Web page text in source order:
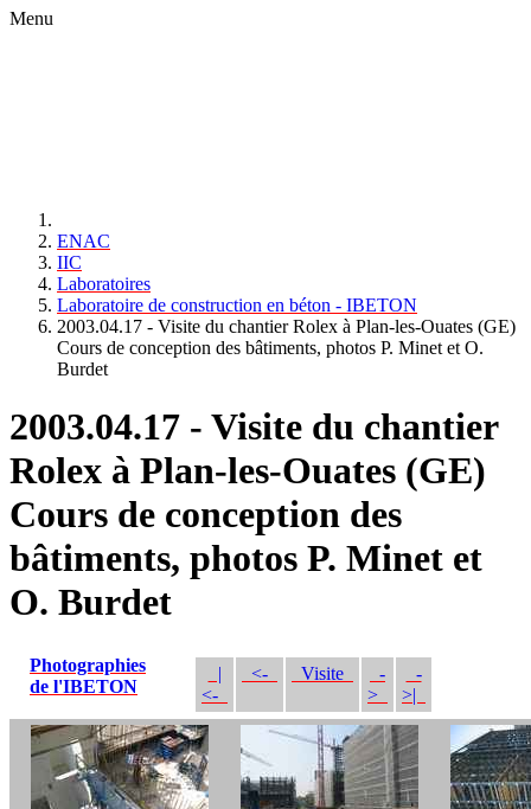
Menu
ENAC
IIC
Laboratoires
Laboratoire de construction en béton - IBETON
2003.04.17 - Visite du chantier Rolex à Plan-les-Ouates (GE)
Cours de conception des bâtiments, photos P. Minet et O.
Burdet
2003.04.17 - Visite du chantier
Rolex à Plan-les-Ouates (GE)
Cours de conception des
bâtiments, photos P. Minet et
O. Burdet
Photographies
de l'IBETON
|
<-
<- Visite
-
>
-
>|